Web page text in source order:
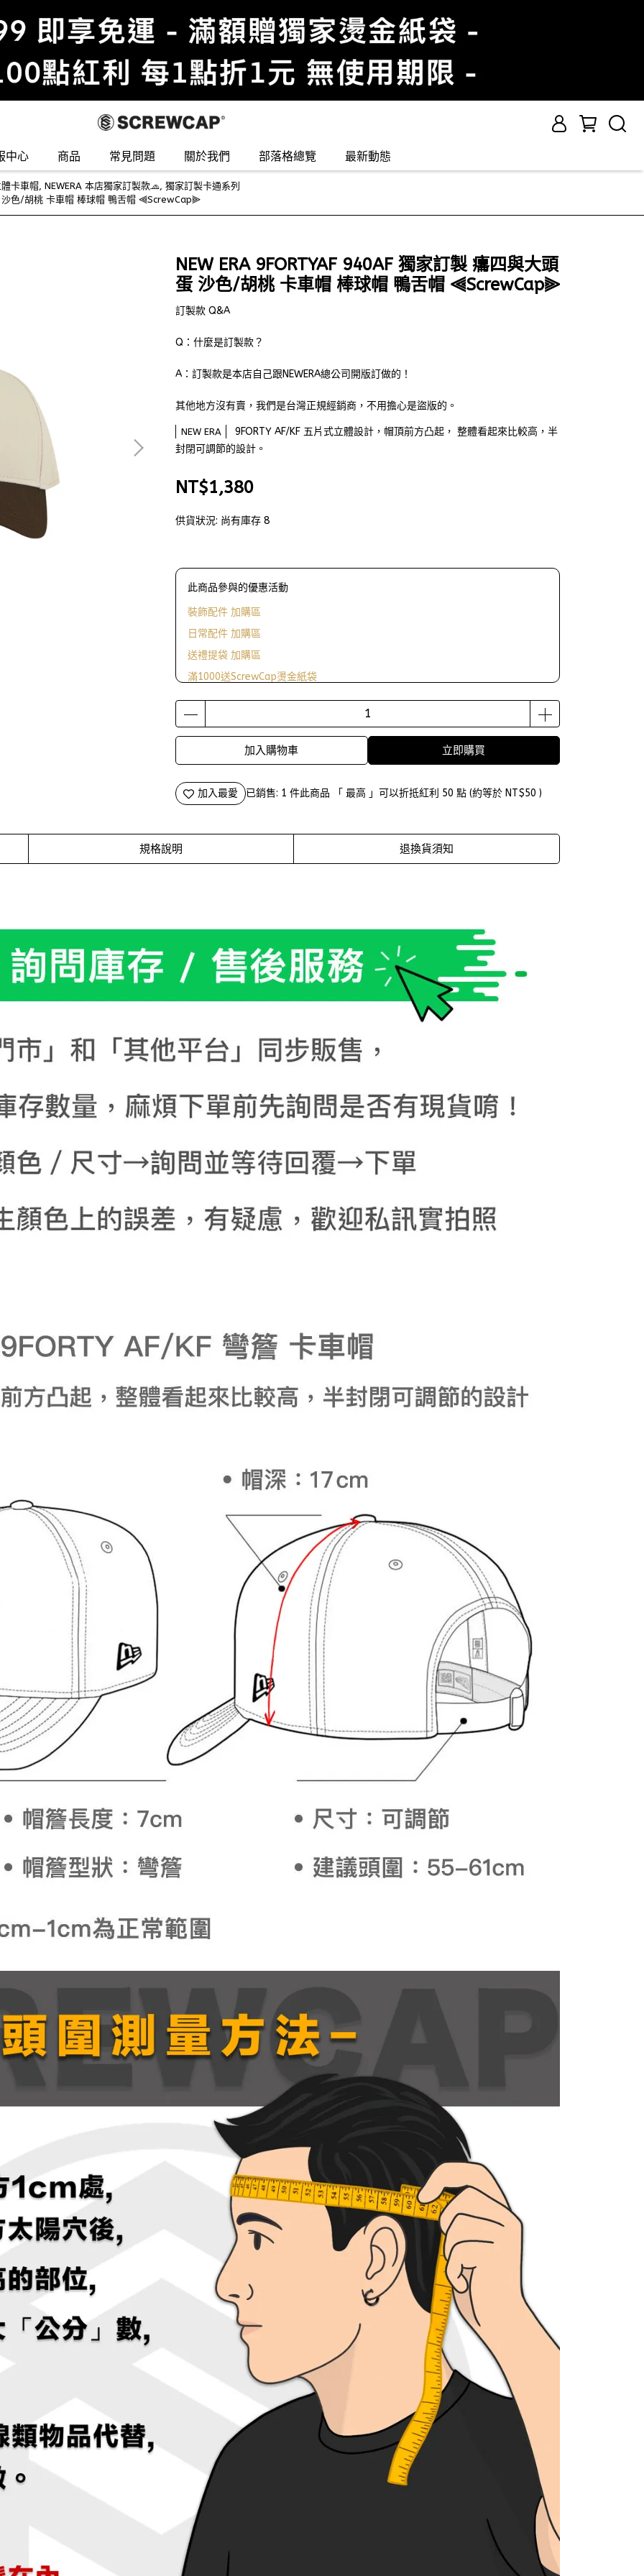
中心 商品 常見問題 關於我們 部落格總覽 最新動態
卡車帽, NEWERA 本店獨家訂製款🧢, 獨家訂製卡通系列
沙色/胡桃 卡車帽 棒球帽 鴨舌帽 ⫷ScrewCap⫸
NEW ERA 9FORTYAF 940AF 獨家訂製 癟四與大頭
蛋 沙色/胡桃 卡車帽 棒球帽 鴨舌帽 ⫷ScrewCap⫸
訂製款 Q&A
Q：什麼是訂製款？
A：訂製款是本店自己跟NEWERA總公司開版訂做的！
其他地方沒有賣，我們是台灣正規經銷商，不用擔心是盜版的。
NEW ERA
9FORTY AF/KF 五片式立體設計，帽頂前方凸起， 整體看起來比較高，半
封閉可調節的設計。
NT$1,380
供貨狀況: 尚有庫存 8
此商品參與的優惠活動
裝飾配件 加購區
日常配件 加購區
送禮提袋 加購區
滿1000送ScrewCap燙金紙袋
加入購物車 立即購買
加入最愛 已銷售: 1 件此商品 「 最高 」可以折抵紅利 50 點 (約等於 NT$50 )
規格說明 退換貨須知